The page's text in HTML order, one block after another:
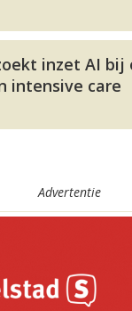
inzet AI bij
intensive care
Advertentie